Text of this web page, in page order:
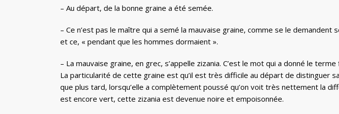
– Au départ, de la bonne graine a été semée.
– Ce n’est pas le maître qui a semé la mauvaise graine, comme se le demandent
et ce, « pendant que les hommes dormaient ».
– La mauvaise graine, en grec, s’appelle zizania. C’est le mot qui a donné le
La particularité de cette graine est qu’il est très difficile au départ de distinguer
que plus tard, lorsqu’elle a complètement poussé qu’on voit très nettement la
est encore vert, cette zizania est devenue noire et empoisonnée.